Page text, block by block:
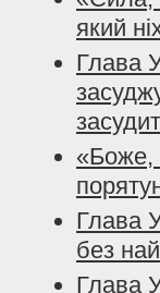
який
Глава
«Боже,
Глава
без
Глава